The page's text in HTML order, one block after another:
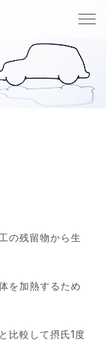
の残留物から生
を加熱するため
比較して摂氏1度